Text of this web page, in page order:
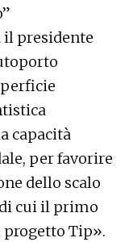
il presidente
capacità
per favorire
dello scalo
di cui il primo
progetto Tip».